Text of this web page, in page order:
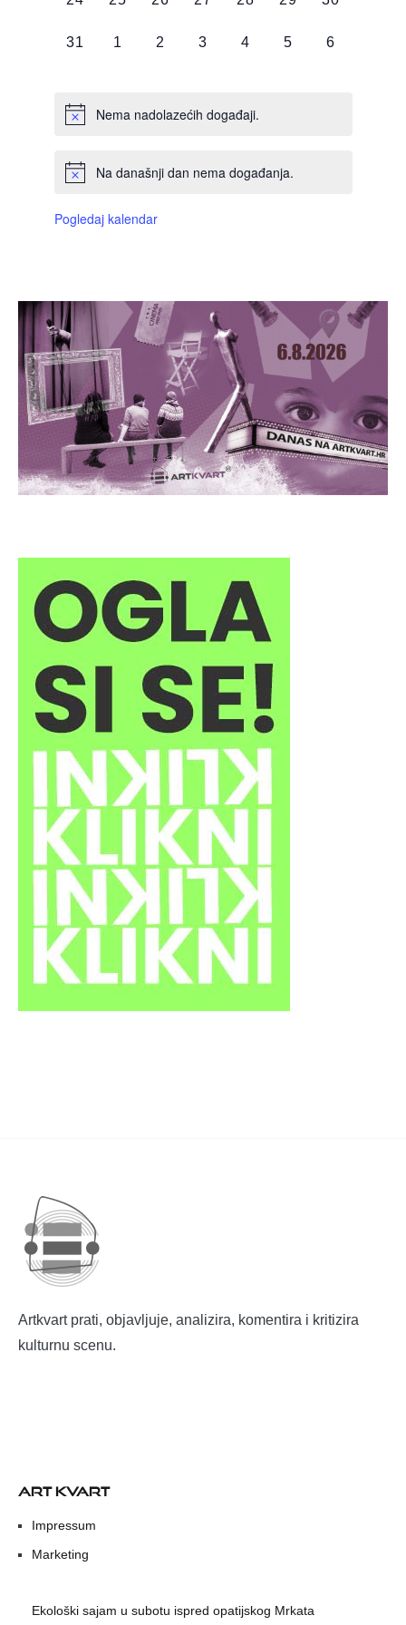
0
31
0
1
0
2
0
3
0
4
0
5
0
6
Nema nadolazećih događaji.
Na današnji dan nema događanja.
Pogledaj kalendar
Artkvart prati, objavljuje, analizira, komentira i kritizira
kulturnu scenu.
ART KVART
Impressum
Marketing
Ekološki sajam u subotu ispred opatijskog Mrkata